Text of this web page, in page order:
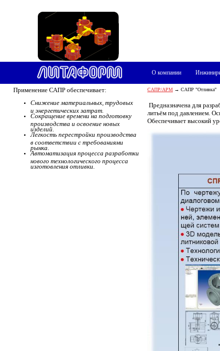
О компании
Применение САПР обеспечивает:
Снижение материальных, трудовых
и энергетических затрат.
Сокращение времени на подготовку
производства и освоение новых
изделий.
Легкость перестройки производства
в соответствии с требованиями
рынка.
Автоматизация процесса разработки
нового технологического процесса
изготовления отливки.
САПР/АРМ → САПР "Отливка"
Предназначена для
литьём под давлением.
Обеспечивает высокий